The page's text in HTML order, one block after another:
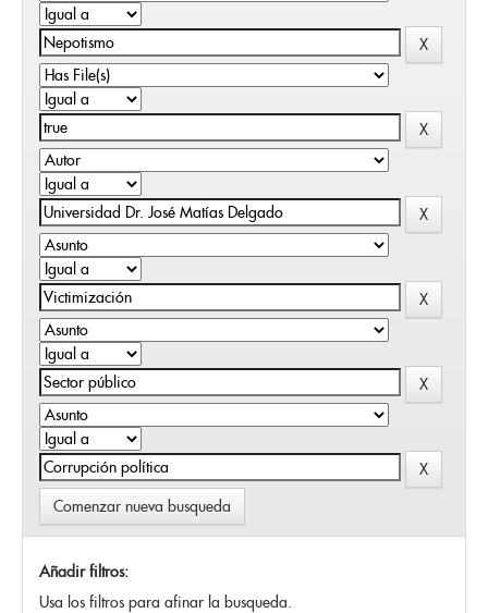
Comenzar nueva busqueda
Añadir filtros:
Usa los filtros para afinar la busqueda.